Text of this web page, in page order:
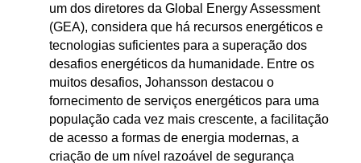
um dos diretores da Global Energy Assessment
(GEA), considera que há recursos energéticos e
tecnologias suficientes para a superação dos
desafios energéticos da humanidade. Entre os
muitos desafios, Johansson destacou o
fornecimento de serviços energéticos para uma
população cada vez mais crescente, a facilitação
de acesso a formas de energia modernas, a
criação de um nível razoável de segurança